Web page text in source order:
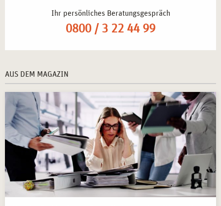
Ihr persönliches Beratungsgespräch
0800 / 3 22 44 99
AUS DEM MAGAZIN